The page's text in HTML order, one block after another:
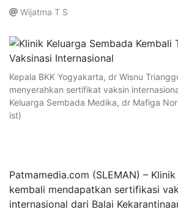
Wijatma T S
Kepala BKK Yogyakarta, dr Wisnu
menyerahkan sertifikat vaksin
Keluarga Sembada Medika, dr Mafiga
ist)
Patmamedia.com (SLEMAN) –
kembali mendapatkan sertifikasi
internasional dari Balai